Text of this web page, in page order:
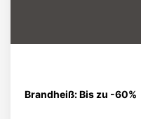
Brandheiß: Bis zu -60%